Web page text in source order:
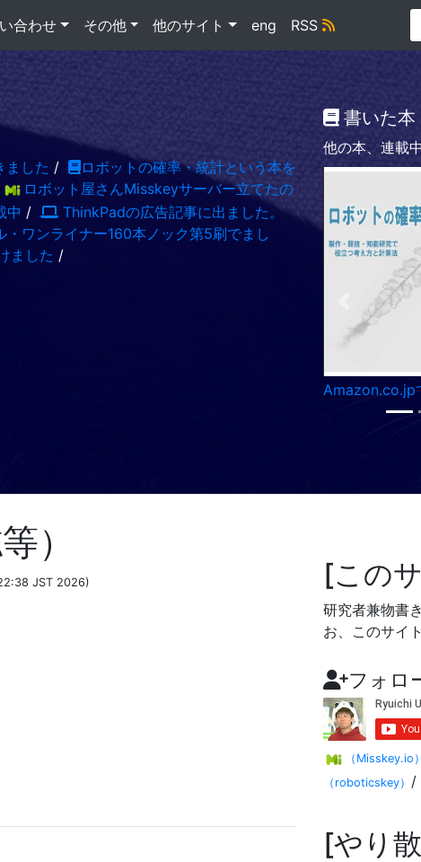
合わせ その他 他のサイト eng RSS
ました /
ロボットの確率・統計という本を
ロボット屋さんMisskeyサーバー立てたの
中 /
ThinkPadの広告記事に出ました。
・ワンライナー160本ノック第5刷でまし
ました /
書いた本
他の本、連載
Amazon.co.jp
Previous
）
JST 2026)
この
研究者兼物書
お、このサイ
フォロ
（Misskey.io）
（roboticskey） /
やり